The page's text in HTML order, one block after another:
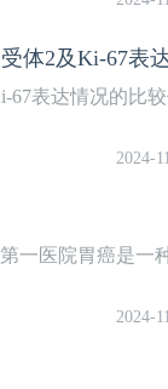
67表达情况的比
2024-
一医院胃癌是一
2024-